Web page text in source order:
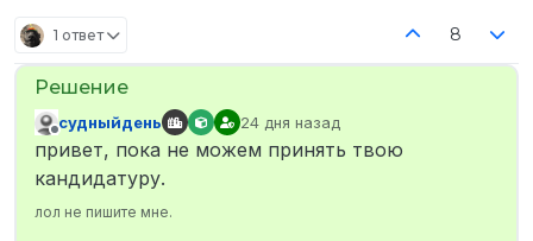
1 ответ 8
Не в сети
судныйдень 24 дня назад
отредактировано
привет, пока не можем принять твою
кандидатуру.
лол не пишите мне.